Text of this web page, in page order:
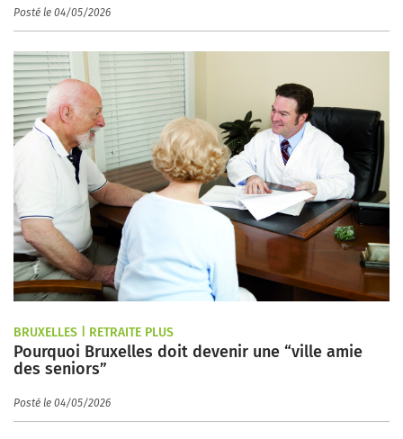
Posté le 04/05/2026
BRUXELLES | RETRAITE PLUS
Pourquoi Bruxelles doit devenir une “ville amie
des seniors”
Posté le 04/05/2026